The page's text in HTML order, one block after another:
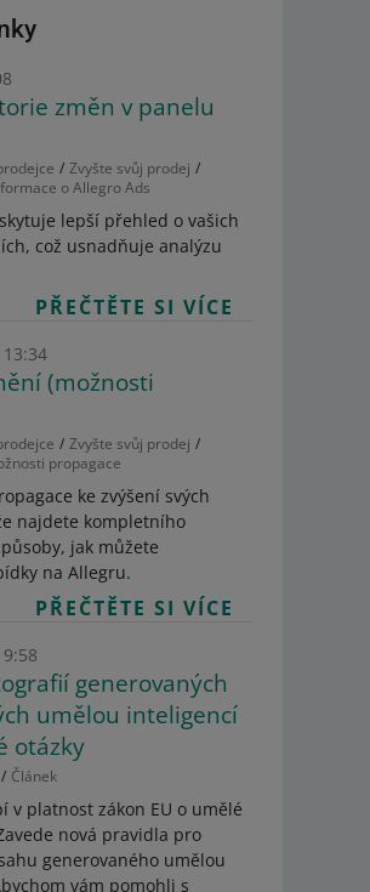
změn v panelu
Zvyšte svůj prodej
o Allegro Ads
lepší přehled o vašich
což usnadňuje analýzu
PŘEČTĚTE SI VÍCE
(možnosti
Zvyšte svůj prodej
propagace
ke zvýšení svých
najdete kompletního
jak můžete
na Allegru.
PŘEČTĚTE SI VÍCE
generovaných
umělou inteligencí
otázky
Článek
v platnost zákon EU o umělé
nová pravidla pro
generovaného umělou
vám pomohli s